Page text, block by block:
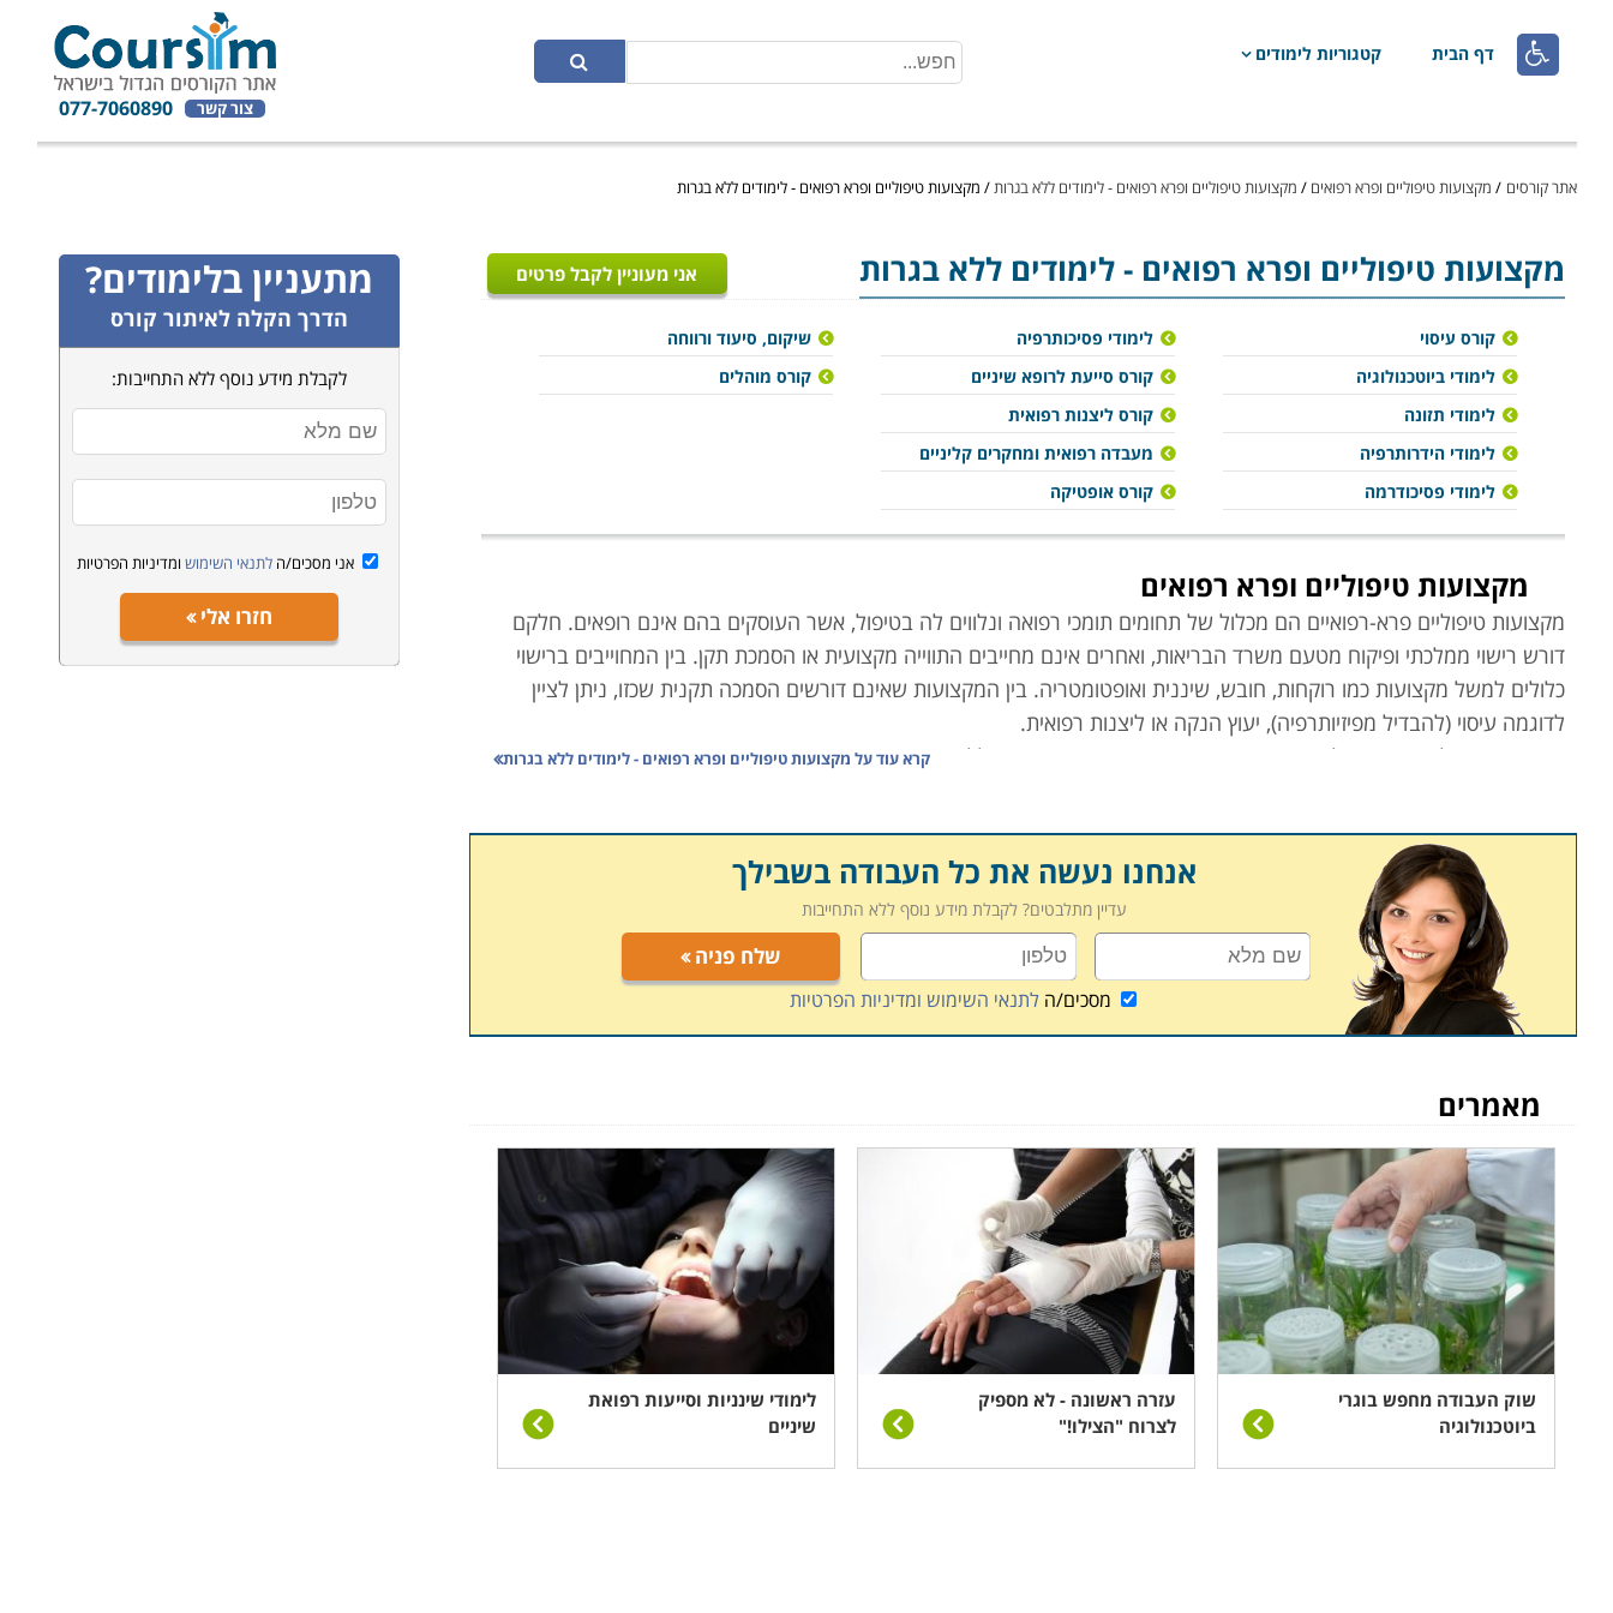
 דף הבית קטגוריות לימודים
צור קשר 077-7060890
אתר קורסים / מקצועות טיפוליים ופרא רפואים / מקצועות טיפוליים ופרא רפואים - לימודים ללא בגרות/ מקצועות טיפוליים ופרא רפואים - לימודים ללא בגרות
מקצועות טיפוליים ופרא רפואים- לימודים ללא בגרות אני מעוניין לקבל פרטים
קורס עיסוי
לימודי ביוטכנולוגיה
לימודי תזונה
לימודי הידרותרפיה
לימודי פסיכודרמה
לימודי פסיכותרפיה
קורס סייעת לרופא שיניים
קורס ליצנות רפואית
מעבדה רפואית ומחקרים קליניים
קורס אופטיקה
שיקום, סיעוד ורווחה
קורס מוהלים
מקצועות טיפוליים ופרא רפואים
מקצועות טיפוליים פרא-רפואיים הם מכלול של תחומים תומכי רפואה ונלווים לה בטיפול, אשר העוסקים בהם אינם רופאים. חלקם
דורש רישוי ממלכתי ופיקוח מטעם משרד הבריאות, ואחרים אינם מחייבים התווייה מקצועית או הסמכת תקן. בין המחוייבים ברישוי
כלולים למשל מקצועות כמו רוקחות, חובש, שיננית ואופטומטריה. בין המקצועות שאינם דורשים הסמכה תקנית שכזו, ניתן לציין
לדוגמה עיסוי (להבדיל מפיזיותרפיה), יעוץ הנקה או ליצנות רפואית.
יתרונותיהם של מקצועות אלה הם ברורים; תחום הרפואה והבריאות ככלל הוא יציב במיוחד, ומציע משרות בארגונים פרטיים
בין העמודים הבאים באתר קורסים תוכלו למצוא לא מעט קטגוריות מקצועיות המאפשרות השתלבות באחד מתחומים אלה, שיבטיחו
גם לכם עתיד תעסוקתי מרתק, מכובד, יציב ומכניס.
תחום העיסוי מתפרס על קשת רחבה שבקצה אחד שלה רפלקסולוגיה, טווינה, שיאצו ועוד מתודות השייכות לרפואה האלטרנטיבית
וההומיאופתית, ובקצה השני עיסויים רפואיים כמו פיזיותרפיה, שהיא נדבך חיוני לפתרון בעיות בתפקוד וכאב. בתחום העיסוי משמשות
הרקמות והשרירים, שיפור טווח התנועה של השלד והמפרקים, המרצת זרימת הדם והפחתת דלקות וכאבים. חוץ מזה אסור לשכוח
שזה נורא נעים.
הידרותרפיה
טיפול ההידרותרפיה הוא בעצם עיסוי אשר מתבצע במים, ומסתייע בתכונותיהם כדי להגביר את יעילותו. המים נעימים ומשחררים,
ובעיקר מפחיתים כשני שלישים ממשקל הגוף, ובכך מאפשרים טיפול שאינו מכביד על המפרקים וחוט השדרה. טכניקה זו מסייעת
בטיפול בפתולוגיות רבות כגון כאבי מפרקים ופרקינסון. הידרופתיה משמשת לטיפול במספר אוכלוסיות עיקריות: בעלי בעיות
אורטופדיות, אנשים הלוקים בכאבי שלד ופרקים כרוניים, מי שסובלים מבעיות נוירולוגיות וילדים המטופלים בחינוך מיוחד.
ליצנות רפואית
תפקיד הליצן הרפואי הוא מוראלי ביסודו, ועושה שימוש בקשר גוף ונפש כדי לחזק את כוחותיו המנטליים ומצב רוחו של החולה,
בעיקר ילדים כמובן. בכך ניתן לא רק להקל עליו את קשיי האשפוז, אלא גם לעודד אותו ולמצוא בו את תעצומות הנפש, שהן לא פעם
קרא עוד על מקצועות טיפוליים ופרא רפואים - לימודים ללא בגרות
אנחנו נעשה את כל העבודה בשבילך
עדיין מתלבטים? לקבלת מידע נוסף ללא התחייבות
שלח פניה
מסכים/הלתנאי השימוש ומדיניות הפרטיות
מאמרים
שוק העבודה מחפש בוגרי
ביוטכנולוגיה
עזרה ראשונה - לא מספיק
לצרוח "הצילו!"
לימודי שינניות וסייעות רפואת
שיניים
מתעניין בלימודים?
הדרך הקלה לאיתור קורס
לקבלת מידע נוסף ללא התחייבות:
אני מסכים/הלתנאי השימוש ומדיניות הפרטיות
חזרו אלי